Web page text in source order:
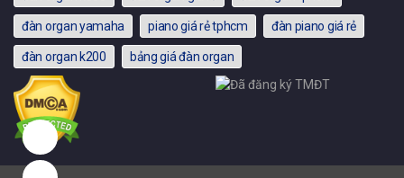
đàn organ yamaha piano giá rẻ tphcm đàn piano giá rẻ
đàn organ k200 bảng giá đàn organ